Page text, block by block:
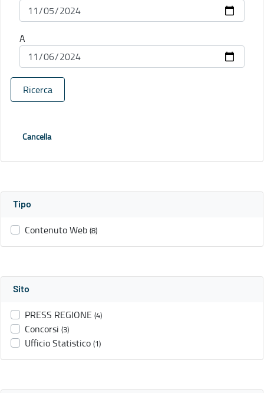
A
Ricerca
Cancella
Tipo
Contenuto Web (8)
Sito
PRESS REGIONE (4)
Concorsi (3)
Ufficio Statistico (1)